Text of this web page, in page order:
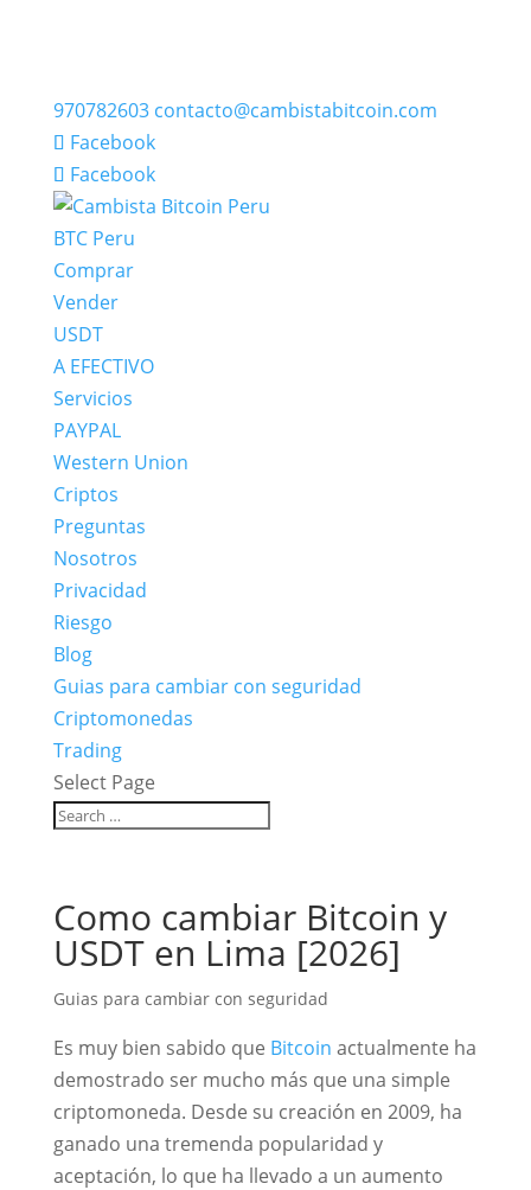
970782603 contacto@cambistabitcoin.com
Facebook
Facebook
BTC Peru
Comprar
Vender
USDT
A EFECTIVO
Servicios
PAYPAL
Western Union
Criptos
Preguntas
Nosotros
Privacidad
Riesgo
Blog
Guias para cambiar con seguridad
Criptomonedas
Trading
Select Page
Como cambiar Bitcoin y
USDT en Lima [2026]
Guias para cambiar con seguridad
Es muy bien sabido que Bitcoin actualmente ha
demostrado ser mucho más que una simple
criptomoneda. Desde su creación en 2009, ha
ganado una tremenda popularidad y
aceptación, lo que ha llevado a un aumento